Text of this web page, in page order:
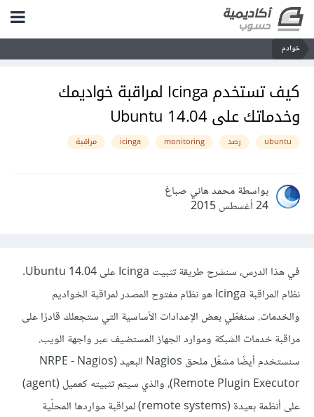
خوادم
كيف تستخدم Icinga لمراقبة خواديمك
وخدماتك على Ubuntu 14.04
ubuntu رصد monitoring
icinga مراقبة
بواسطة محمد هاني صباغ
24 أغسطس 2015
في هذا الدرس، سنشرح طريقة تثبيت Icinga على Ubuntu 14.04
.
نظام المراقبة Icinga هو نظام مفتوح المصدر لمراقبة الخواديم
والخدمات. سنغطّي بعض الإعدادات الأساسية التي ستجعلك قادرًا على
مراقبة خدمات الشبكة وموارد الجهاز المستضيف عبر واجهة الويب.
سنستخدم أيضًا مشغّل ملحق Nagios البعيد (NRPE - Nagios
Remote Plugin Executor)، والذي سيتم تثبيته كعميل (agent)
على أنظمة بعيدة (remote systems) لمراقبة مواردها المحلّية